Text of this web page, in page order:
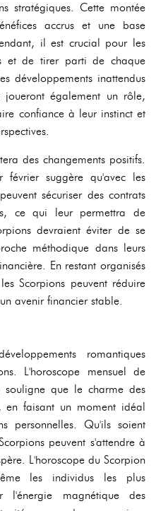
stratégiques. Cette montée
accrus et une base
il est crucial pour les
et de tirer parti de chaque
développements inattendus
joueront également un rôle,
confiance à leur instinct et
des changements positifs.
février suggère qu'avec les
sécuriser des contrats
ce qui leur permettra de
devraient éviter de se
méthodique dans leurs
En restant organisés
Scorpions peuvent réduire
avenir financier stable.
romantiques
L'horoscope mensuel de
que le charme des
faisant un moment idéal
personnelles. Qu'ils soient
peuvent s'attendre à
L'horoscope du Scorpion
les individus les plus
l'énergie magnétique des